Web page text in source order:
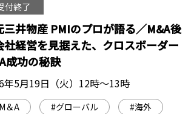
付終了
三井物産 PMIのプロが語る／M&A後
社経営を見据えた、クロスボーダー
成功の秘訣
年5月19日（火）12時～13時
＆A #グローバル
#海外